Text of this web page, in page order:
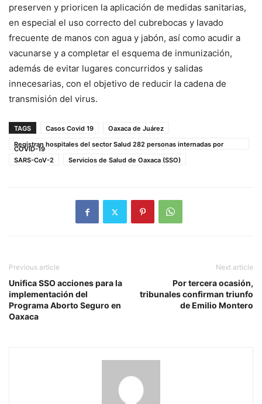
preserven y prioricen la aplicación de medidas sanitarias,
en especial el uso correcto del cubrebocas y lavado
frecuente de manos con agua y jabón, así como acudir a
vacunarse y a completar el esquema de inmunización,
además de evitar lugares concurridos y salidas
innecesarias, con el objetivo de reducir la cadena de
transmisión del virus.
TAGS Casos Covid 19
Oaxaca de Juárez
Registran hospitales del sector Salud 282 personas internadas por
COVID-19
SARS-CoV-2
Servicios de Salud de Oaxaca (SSO)
Previous article
Unifica SSO acciones para la
implementación del
Programa Aborto Seguro en
Oaxaca
Next article
Por tercera ocasión,
tribunales confirman triunfo
de Emilio Montero